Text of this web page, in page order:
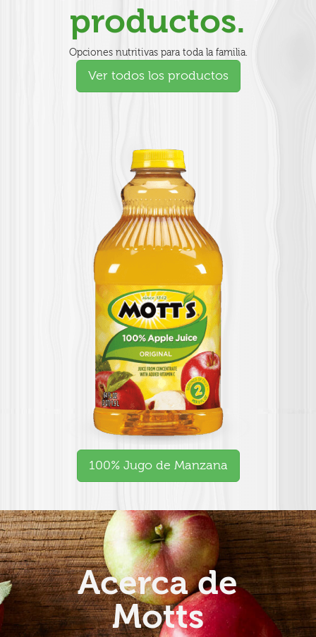
productos.
Opciones nutritivas para toda la familia.
Ver todos los productos
100% Jugo de Manzana
Acerca de
Motts